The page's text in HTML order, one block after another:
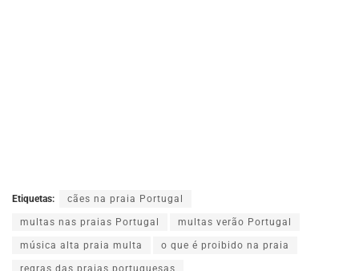
Etiquetas: cães na praia Portugal
multas nas praias Portugal multas verão Portugal
música alta praia multa o que é proibido na praia
regras das praias portuguesas